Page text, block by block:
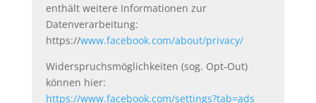
enthält weitere Informationen zur
Datenverarbeitung:
https://www.facebook.com/about/privacy/
Widerspruchsmöglichkeiten (sog. Opt-Out)
können hier:
https://www.facebook.com/settings?tab=ads